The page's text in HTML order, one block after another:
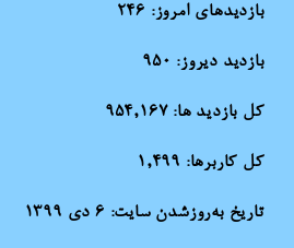
بازدیدهای امروز: 246
بازدید دیروز: 950
کل بازدید ها:954,167
کل کاربرها: 1,499
تاریخ به‌روزشدن سایت: ۶ دی ۱۳۹۹